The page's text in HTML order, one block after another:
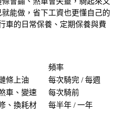
能做，省下工資也更懂自己的
車的日常保養、定期保養與費
頻率
條上油
每次騎完 / 每週
車、變速
每次騎前
、換耗材 每半年 / 一年